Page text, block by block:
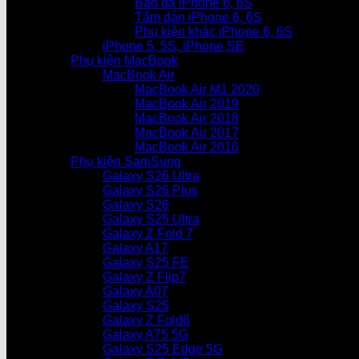
Bao da iPhone 6, 6S
Tấm dán iPhone 6, 6S
Phụ kiện khác iPhone 6, 6S
iPhone 5, 5S, iPhone SE
Phụ kiện MacBook
MacBook Air
MacBook Air M1 2020
MacBook Air 2019
MacBook Air 2018
MacBook Air 2017
MacBook Air 2016
Phụ kiện SamSung
Galaxy S26 Ultra
Galaxy S26 Plus
Galaxy S26
Galaxy S25 Ultra
Galaxy Z Fold 7
Galaxy A17
Galaxy S25 FE
Galaxy Z Flip7
Galaxy A07
Galaxy S25
Galaxy Z Fold6
Galaxy A75 5G
Galaxy S25 Edge 5G